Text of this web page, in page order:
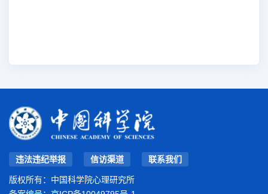
违法违纪举报 信访渠道 联系我们
版权所有：中国科学院心理研究所